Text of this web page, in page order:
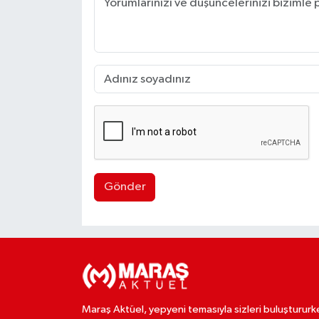
Gönder
Maraş Aktüel, yepyeni temasıyla sizleri